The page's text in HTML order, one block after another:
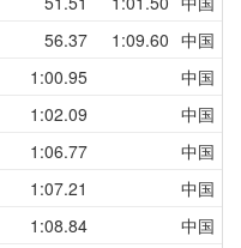
56.37 1:09.60 中国
1:00.95 中国
1:02.09 中国
1:06.77 中国
1:07.21 中国
1:08.84 中国